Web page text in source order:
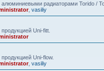
радиаторами Torido /
, vasiliy
Uni-fitt.
Uni-flow.
, vasiliy